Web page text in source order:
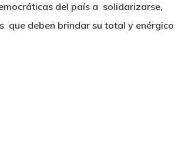
del país a solidarizarse,
que deben brindar su total y enérgico